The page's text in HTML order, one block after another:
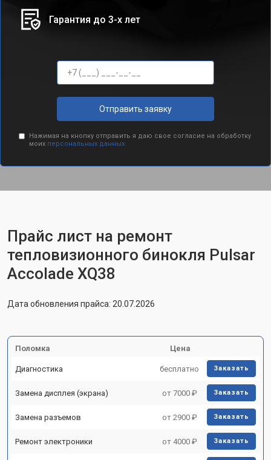
Гарантия до 3-х лет
Отправить заявку
Нажимая на кнопку отправить я даю свое согласие на обработку
моих персональных данных.
Прайс лист на ремонт
тепловизионного бинокля Pulsar
Accolade XQ38
Дата обновления прайса: 20.07.2026
Поломка Цена
Диагностика бесплатно Заказать
Замена дисплея (экрана) от 7000 ₽ Заказать
Замена разъемов от 2900 ₽ Заказать
Ремонт электроники от 4000 ₽ Заказать